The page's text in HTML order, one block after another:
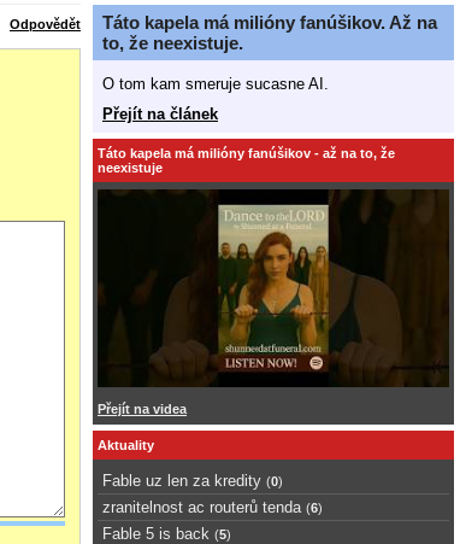
Odpovědět
Táto kapela má milióny fanúšikov. Až na
to, že neexistuje.
O tom kam smeruje sucasne AI.
Přejít na článek
Táto kapela má milióny fanúšikov - až na to, že
neexistuje
Přejít na videa
Aktuality
Fable uz len za kredity (0)
zranitelnost ac routerů tenda (6)
Fable 5 is back (5)